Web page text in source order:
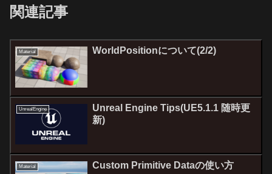
関連記事
Material WorldPositionについて(2/2)
UnrealEngine
Unreal Engine Tips(UE5.1.1 随時更
新)
Material Custom Primitive Dataの使い方